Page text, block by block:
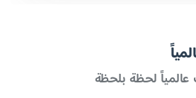
عالمياً لحظة بلحظة